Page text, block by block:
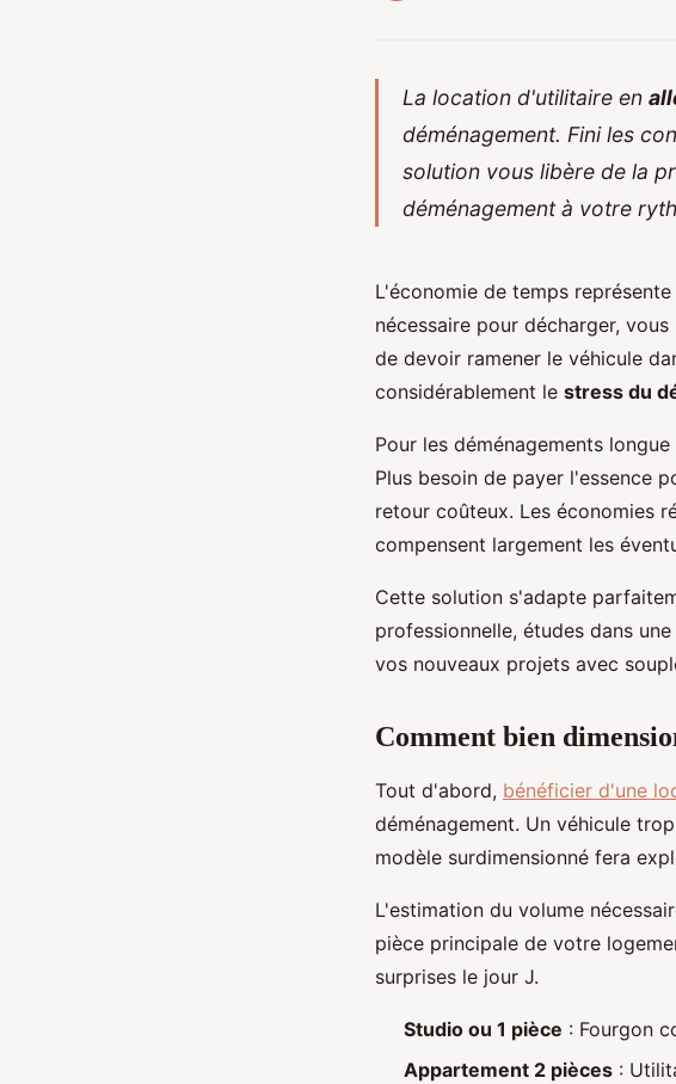
La location d'utilitaire en
déménagement. Fini les
solution vous libère de la
déménagement à votre
L'économie de temps
nécessaire pour décharger,
de devoir ramener le véhicule
considérablement le stress du
Pour les déménagements
Plus besoin de payer l'essence
retour coûteux. Les économies
compensent largement les
Cette solution s'adapte
professionnelle, études dans
vos nouveaux projets avec
Comment bien
Tout d'abord, bénéficier d'une
déménagement. Un véhicule
modèle surdimensionné fera
L'estimation du volume
pièce principale de votre
surprises le jour J.
Studio ou 1 pièce : Fourgon
Appartement 2 pièces :